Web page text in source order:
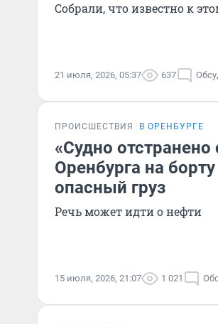
Собрали, что известно к
21 июля, 2026, 05:37 637
ПРОИСШЕСТВИЯ В ОРЕНБУРГЕ
«Судно отстранено
Оренбурга на
опасный груз
Речь может идти о нефти
15 июля, 2026, 21:07 1 021